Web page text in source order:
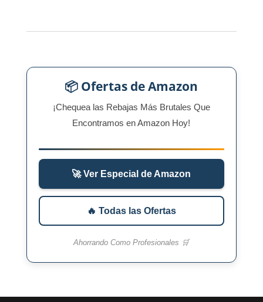
📦 Ofertas de Amazon
¡Chequea las Rebajas Más Brutales Que
Encontramos en Amazon Hoy!
🚀 Ver Especial de Amazon
🔥 Todas las Ofertas
Ahorrando Como Profesionales 🛒